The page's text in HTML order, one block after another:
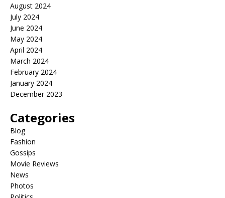
August 2024
July 2024
June 2024
May 2024
April 2024
March 2024
February 2024
January 2024
December 2023
Categories
Blog
Fashion
Gossips
Movie Reviews
News
Photos